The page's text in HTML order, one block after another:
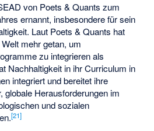
von Poets & Quants zum
ernannt, insbesondere für sein
Laut Poets & Quants hat
mehr getan, um
zu integrieren als
Nachhaltigkeit in ihr Curriculum in
integriert und bereitet ihre
globale Herausforderungen im
und sozialen
[21]